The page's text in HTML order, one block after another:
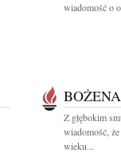
wiadomość o
Z głębokim
wiadomość,
wieku...